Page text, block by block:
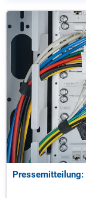
Pressemitteilung: